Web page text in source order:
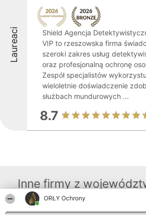
ORŁY Ochrony
Laureaci
Shield Agencja
VIP to rzeszowska firma
szeroki zakres usług
oraz profesjonalną ochronę
Zespół specjalistów
wieloletnie doświadczenie
służbach mundurowych ...
8.7
Inne firmy z